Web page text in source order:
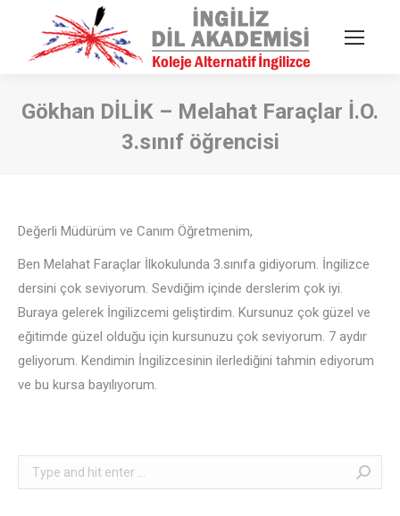
Gökhan DİLİK – Melahat Faraçlar İ.O.
3.sınıf öğrencisi
Değerli Müdürüm ve Canım Öğretmenim,
Ben Melahat Faraçlar İlkokulunda 3.sınıfa gidiyorum. İngilizce
dersini çok seviyorum. Sevdiğim içinde derslerim çok iyi.
Buraya gelerek İngilizcemi geliştirdim. Kursunuz çok güzel ve
eğitimde güzel olduğu için kursunuzu çok seviyorum. 7 aydır
geliyorum. Kendimin İngilizcesinin ilerlediğini tahmin ediyorum
ve bu kursa bayılıyorum.
Search: